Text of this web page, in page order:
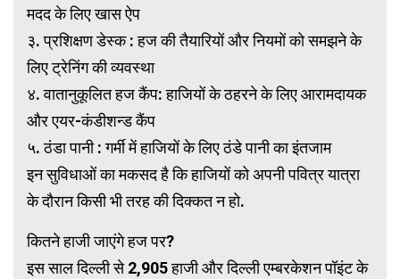
मदद के लिए खास ऐप
३. प्रशिक्षण डेस्क : हज की तैयारियों और नियमों को समझने के
लिए ट्रेनिंग की व्यवस्था
४. वातानुकूलित हज कैंप: हाजियों के ठहरने के लिए आरामदायक
और एयर-कंडीशन्ड कैंप
५. ठंडा पानी : गर्मी में हाजियों के लिए ठंडे पानी का इंतजाम
इन सुविधाओं का मकसद है कि हाजियों को अपनी पवित्र यात्रा
के दौरान किसी भी तरह की दिक्कत न हो.
कितने हाजी जाएंगे हज पर?
इस साल दिल्ली से 2,905 हाजी और दिल्ली एम्बरकेशन पॉइंट के